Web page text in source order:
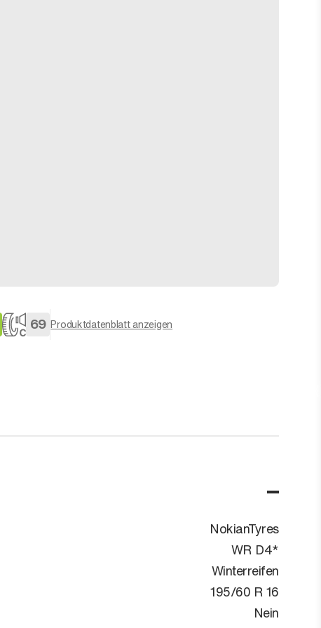
NokianTyres
WR D4*
Winterreifen
195/60 R 16
Nein
69 Produktdatenblatt anzeigen